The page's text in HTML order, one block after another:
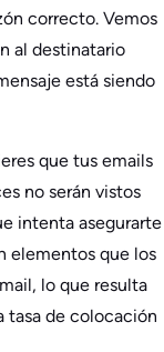
correcto. Vemos
al destinatario
está siendo
que tus emails
no serán vistos
intenta asegurarte
elementos que los
lo que resulta
tasa de colocación